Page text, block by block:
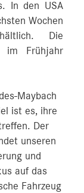
In den USA
Wochen
Die
im Frühjahr
Maybach
ist es, ihre
Der
unseren
und
auf das
Fahrzeug